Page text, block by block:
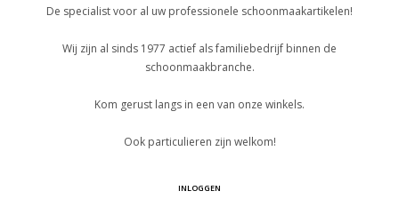
De specialist voor al uw professionele schoonmaakartikelen!
Wij zijn al sinds 1977 actief als familiebedrijf binnen de
schoonmaakbranche.
Kom gerust langs in een van onze winkels.
Ook particulieren zijn welkom!
INLOGGEN